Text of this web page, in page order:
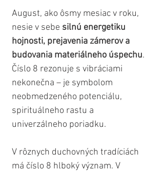
August, ako ôsmy mesiac v roku,
nesie v sebe silnú energetiku
hojnosti, prejavenia zámerov a
budovania materiálneho úspechu.
Číslo 8 rezonuje s vibráciami
nekonečna – je symbolom
neobmedzeného potenciálu,
spirituálneho rastu a
univerzálneho poriadku.
V rôznych duchovných tradíciách
má číslo 8 hlboký význam. V